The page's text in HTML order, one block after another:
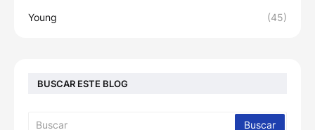
Young (45)
BUSCAR ESTE BLOG